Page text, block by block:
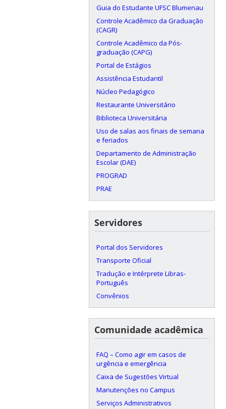
Guia do Estudante UFSC Blumenau
Controle Acadêmico da Graduação
(CAGR)
Controle Acadêmico da Pós-
graduação (CAPG)
Portal de Estágios
Assistência Estudantil
Núcleo Pedagógico
Restaurante Universitário
Biblioteca Universitária
Uso de salas aos finais de semana
e feriados
Departamento de Administração
Escolar (DAE)
PROGRAD
PRAE
Servidores
Portal dos Servidores
Transporte Oficial
Tradução e Intérprete Libras-
Português
Convênios
Comunidade acadêmica
FAQ – Como agir em casos de
urgência e emergência
Caixa de Sugestões Virtual
Manutenções no Campus
Serviços Administrativos